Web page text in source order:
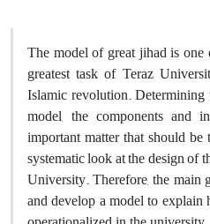
The model of great jihad is
greatest task of Teraz
Islamic revolution.
model, the components and
important matter that should
systematic look at the design of
University. Therefore, the main
and develop a model to